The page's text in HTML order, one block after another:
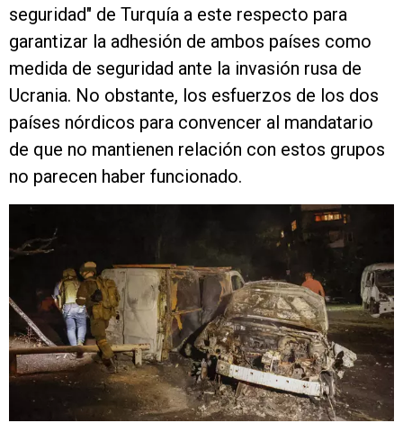
seguridad" de Turquía a este respecto para
garantizar la adhesión de ambos países como
medida de seguridad ante la invasión rusa de
Ucrania. No obstante, los esfuerzos de los dos
países nórdicos para convencer al mandatario
de que no mantienen relación con estos grupos
no parecen haber funcionado.